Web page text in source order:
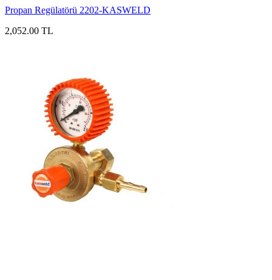
Propan Regülatörü 2202-KASWELD
2,052.00 TL